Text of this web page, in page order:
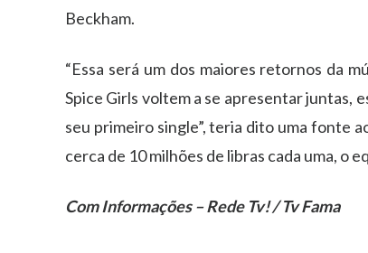
Beckham.
“Essa será um dos maiores retornos da
Spice Girls voltem a se apresentar juntas,
seu primeiro single”, teria dito uma fonte
cerca de 10 milhões de libras cada uma, o
Com Informações – Rede Tv! / Tv Fama